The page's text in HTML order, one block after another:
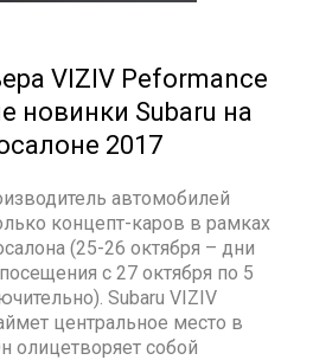
VIZIV Peformance
новинки Subaru на
2017
автомобилей
концепт-каров в рамках
(25-26 октября – дни
с 27 октября по 5
Subaru VIZIV
центральное место в
олицетворяет собой